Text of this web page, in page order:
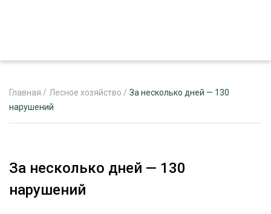
РЕКЛАМОДАТЕЛЯМ
Главная / Лесное хозяйство / За несколько дней — 130
нарушений
За несколько дней — 130
нарушений